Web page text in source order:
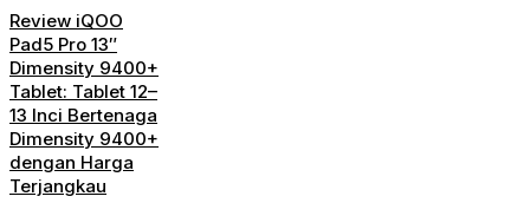
Review iQOO
Pad5 Pro 13″
Dimensity 9400+
Tablet: Tablet 12–
13 Inci Bertenaga
Dimensity 9400+
dengan Harga
Terjangkau